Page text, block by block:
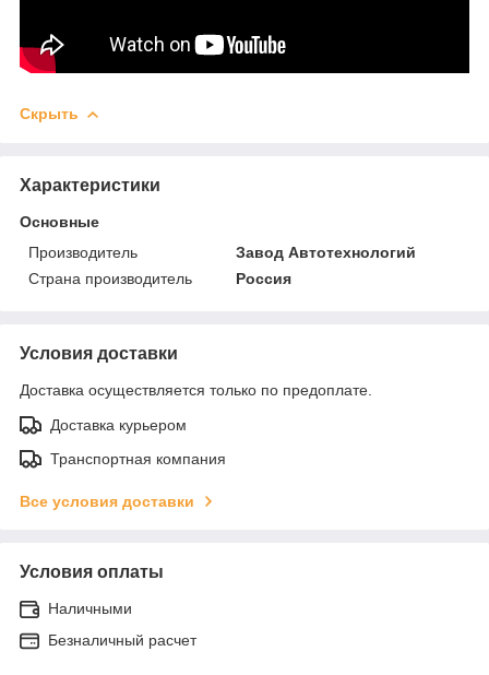
Скрыть
Характеристики
Основные
Производитель
Завод Автотехнологий
Страна производитель
Россия
Условия доставки
Доставка осуществляется только по предоплате.
Доставка курьером
Транспортная компания
Все условия доставки
Условия оплаты
Наличными
Безналичный расчет